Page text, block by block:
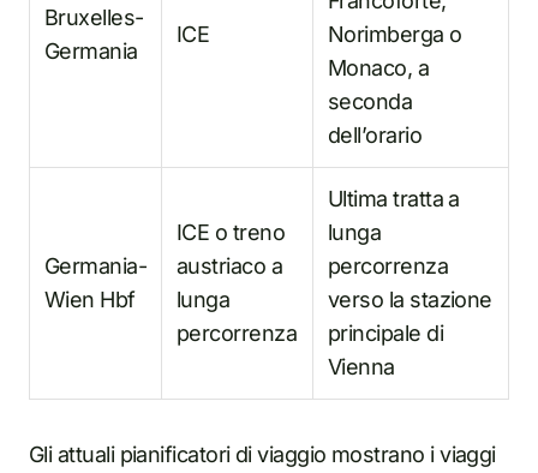
Bruxelles-
Germania
ICE
Norimberga o
Monaco, a
seconda
dell’orario
Germania-
Wien Hbf
ICE o treno
austriaco a
lunga
percorrenza
Ultima tratta a
lunga
percorrenza
verso la stazione
principale di
Vienna
Gli attuali pianificatori di viaggio mostrano i viaggi